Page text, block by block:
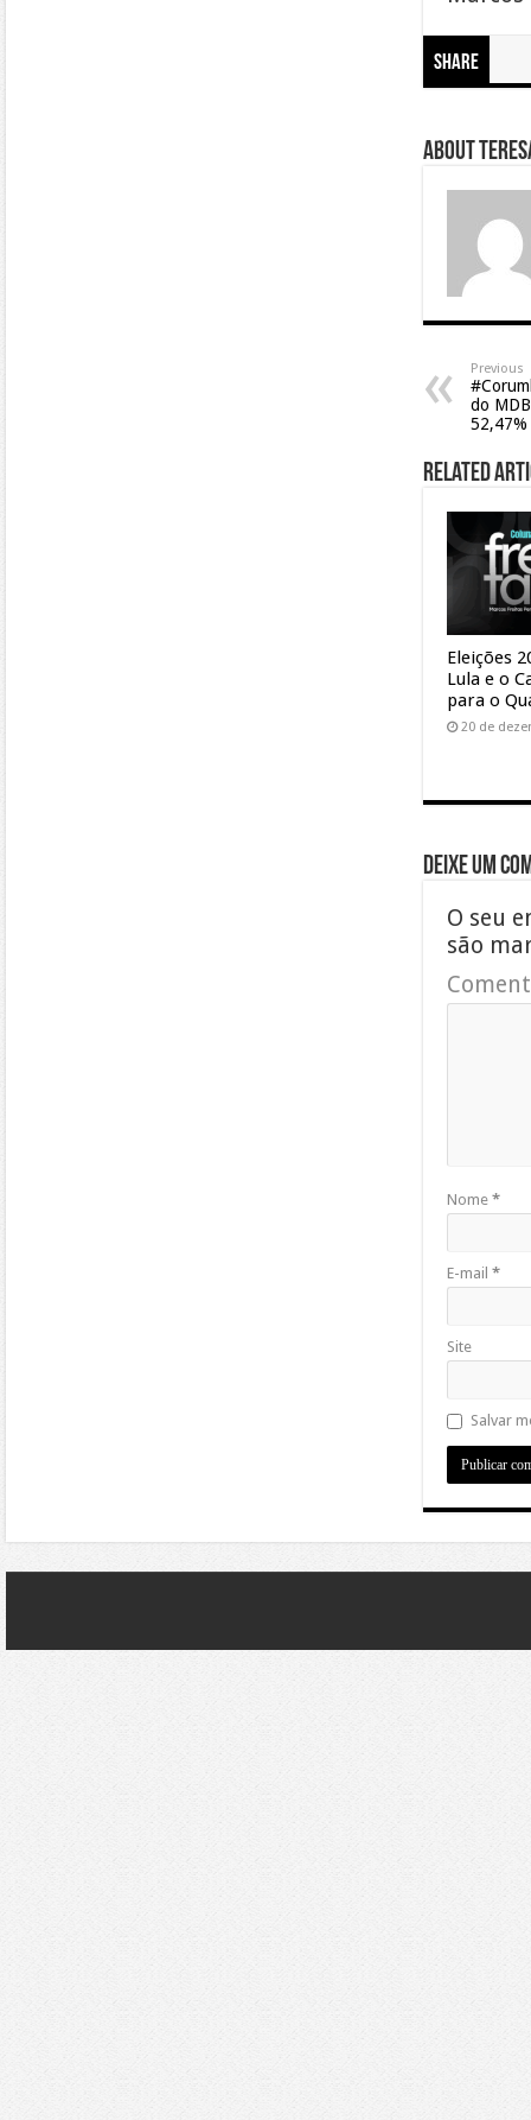
Share
About
Previous
do
52,47%
Related
Eleições
Lula e o
para o
20 de
Deixe um
O seu
são
Nome *
E-mail *
Site
Salvar